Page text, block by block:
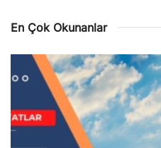
En Çok Okunanlar